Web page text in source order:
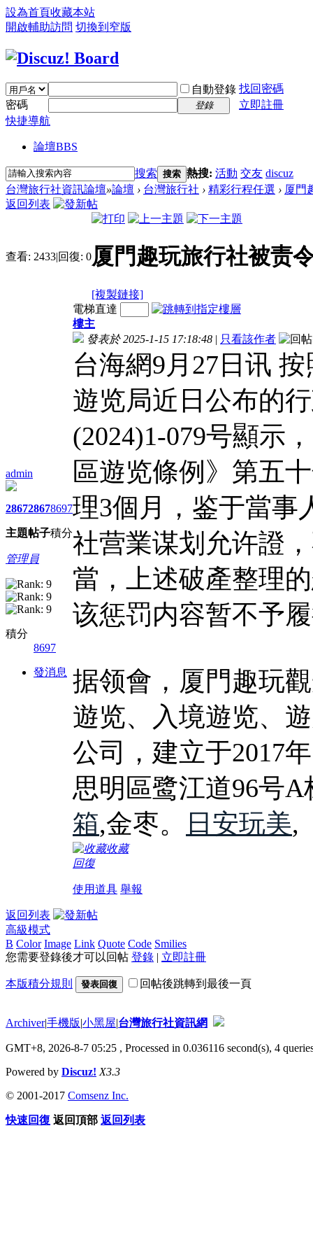
設為首頁收藏本站
開啟輔助訪問 切換到窄版
自動登錄 找回密碼
密碼
登錄
立即註冊
快捷導航
論壇BBS
搜索 搜索 熱搜: 活動 交友 discuz
台灣旅行社資訊論壇»論壇 › 台灣旅行社 › 精彩行程任選 › 厦門
返回列表
查看: 2433|回復: 0厦門趣玩旅行社被责
[複製鏈接]
admin
2867
主題
2867
帖子
8697
積分
管理員
積分
8697
發消息
電梯直達
樓主
發表於 2025-1-15 17:18:48 | 只看該作者
台海網9月27日讯
遊览局近日公布的
(2024)1-079号顯示
區遊览條例》第五
理3個月，鉴于當事
社营業谋划允许證
當，上述破產整理
该惩罚内容暂不予
据领會，厦門趣玩
遊览、入境遊览、
公司，建立于2017
思明區鹭江道96号
箱,金枣。 日安玩美,
收藏
回復
使用道具 舉報
返回列表
高級模式
B Color Image Link Quote Code Smilies
您需要登錄後才可以回帖 登錄 | 立即註冊
本版積分規則 發表回復 回帖後跳轉到最後一頁
Archiver|手機版|小黑屋|台灣旅行社資訊網
GMT+8, 2026-8-7 05:25 , Processed in 0.036116 second(s), 4
Powered by Discuz! X3.3
© 2001-2017 Comsenz Inc.
快速回復 返回頂部 返回列表